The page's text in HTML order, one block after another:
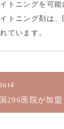
トニングを可能
トニング剤は、
ています。
296医院が加盟